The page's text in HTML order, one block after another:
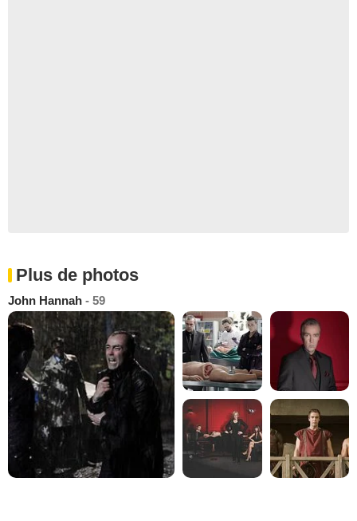
Plus de photos
John Hannah - 59